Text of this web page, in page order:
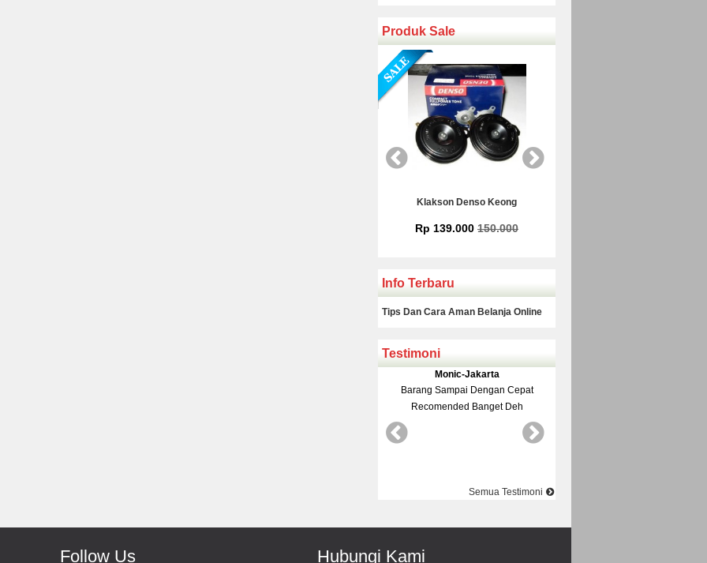
Produk Sale
Kamera Mundur Infrared
Rp 225.000
Info Terbaru
Tips Dan Cara Aman Belanja Online
Testimoni
Yudi-Bekasi
Barang Dan Harga Sesuai Kualitasnya
Top Nya Pake Banget
Semua Testimoni
Follow Us Hubungi Kami